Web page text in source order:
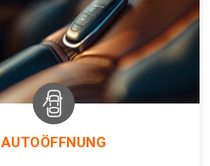
AUTOÖFFNUNG